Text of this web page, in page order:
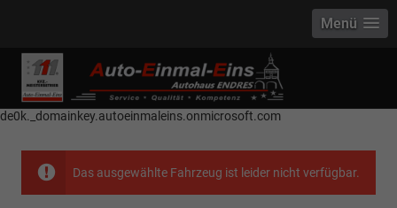
------------ Host Name : selector1._domainkey Points to address or value:
selector1-aee-de0k._domainkey.autoeinmaleins.onmicrosoft.com Host
Name : selector2._domainkey Points to address or value: selector2-aee-
de0k._domainkey.autoeinmaleins.onmicrosoft.com
Menü
Das ausgewählte Fahrzeug ist leider nicht verfügbar.